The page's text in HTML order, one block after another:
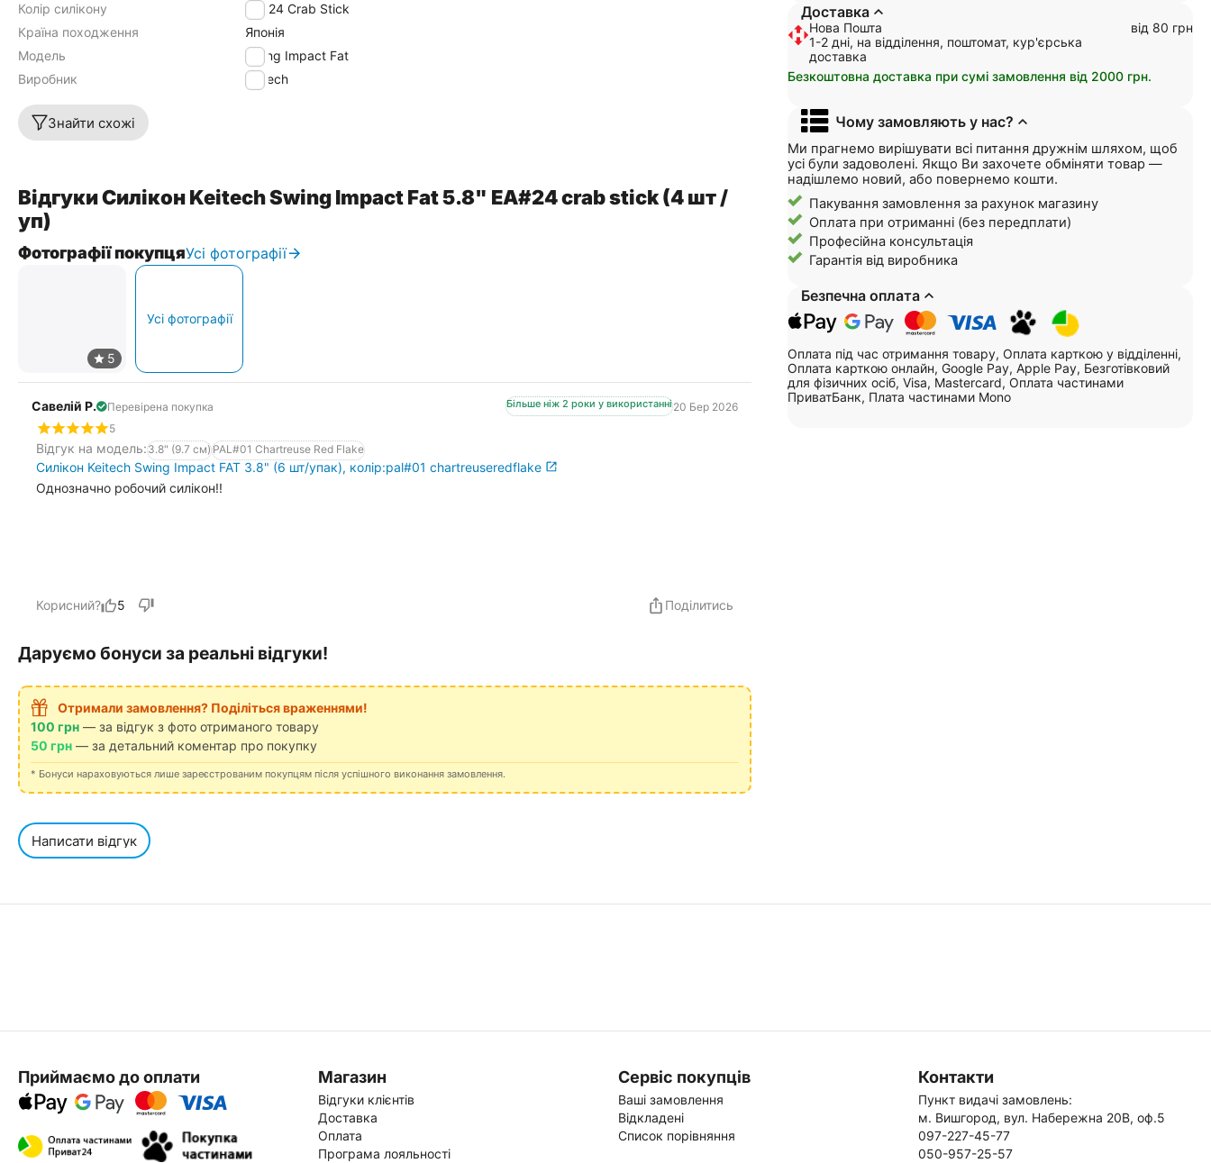
Доставка
Нова Пошта
1-2 дні, на відділення, поштомат, кур'єрська
доставка
від 80 грн
Безкоштовна доставка при сумі замовлення від 2000 грн.
Чому замовляють у нас?
Ми прагнемо вирішувати всі питання дружнім шляхом, щоб
усі були задоволені. Якщо Ви захочете обміняти товар —
надішлемо новий, або повернемо кошти.
Пакування замовлення за рахунок магазину
Оплата при отриманні (без передплати)
Професійна консультація
Гарантія від виробника
Безпечна оплата
Оплата під час отримання товару, Оплата карткою у відділенні,
Оплата карткою онлайн, Google Pay, Apple Pay, Безготівковий
для фізичних осіб, Visa, Mastercard, Оплата частинами
ПриватБанк, Плата частинами Mono
Колір силікону
EA#24 Crab Stick
Країна походження
Японія
Модель
Swing Impact Fat
Виробник
Keitech
Знайти схожі
Відгуки Силікон Keitech Swing Impact Fat 5.8" EA#24 crab stick (4 шт /
уп)
Фотографії покупцяУсі фотографії
Усі фотографії
Савелій Р. Перевірена покупка Більше ніж 2 роки у використанні20 Бер 2026
5
Відгук на модель:3.8" (9.7 см)PAL#01 Chartreuse Red Flake
Силікон Keitech Swing Impact FAT 3.8" (6 шт/упак), колір:pal#01 chartreuseredflake
Однозначно робочий силікон!!
Корисний? 5 Поділитись
Даруємо бонуси за реальні відгуки!
Отримали замовлення? Поділіться враженнями!
100 грн — за відгук з фото отриманого товару
50 грн — за детальний коментар про покупку
* Бонуси нараховуються лише зареєстрованим покупцям після успішного виконання замовлення.
Написати відгук
Приймаємо до оплати Магазин
Відгуки клієнтів
Доставка
Оплата
Програма лояльності
Сервіс покупців
Ваші замовлення
Відкладені
Список порівняння
Контакти
Пункт видачі замовлень:
м. Вишгород, вул. Набережна 20В, оф.5
097-227-45-77
050-957-25-57